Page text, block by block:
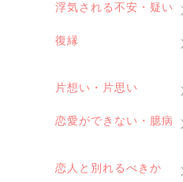
浮気される不安・疑い
復縁
片想い・片思い
恋愛ができない・臆病
恋人と別れるべきか